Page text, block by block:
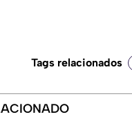
Tags relacionados